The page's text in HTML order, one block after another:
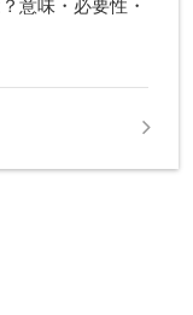
意味・必要性・